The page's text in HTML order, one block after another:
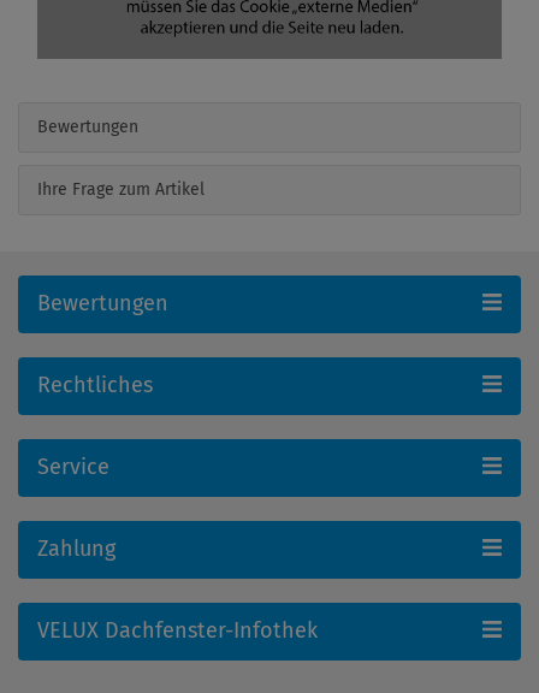
Bewertungen
Ihre Frage zum Artikel
Bewertungen
Rechtliches
Service
Zahlung
VELUX Dachfenster-Infothek